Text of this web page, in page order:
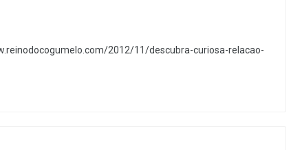
2012/11/descubra-curiosa-relacao-